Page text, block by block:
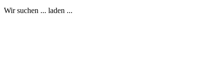
Wir suchen ... laden ...